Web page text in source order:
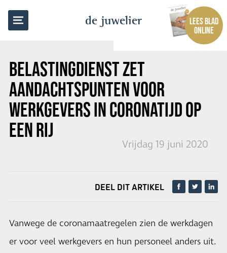
de juwelier
LEES BLAD
ONLINE
BELASTINGDIENST ZET
AANDACHTSPUNTEN VOOR
WERKGEVERS IN CORONATIJD OP
EEN RIJ
Vrijdag 19 juni 2020
TERUG NAAR OVERZICHT
DEEL DIT ARTIKEL
Vanwege de coronamaatregelen zien de werkdagen
er voor veel werkgevers en hun personeel anders uit.